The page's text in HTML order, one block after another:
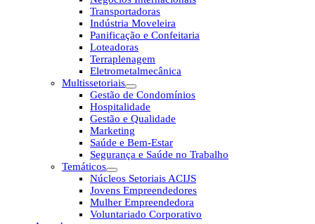
Transportadoras
Indústria Moveleira
Panificação e Confeitaria
Loteadoras
Terraplenagem
Eletrometalmecânica
Multissetoriais
Gestão de Condomínios
Hospitalidade
Gestão e Qualidade
Marketing
Saúde e Bem-Estar
Segurança e Saúde no Trabalho
Temáticos
Núcleos Setoriais ACIJS
Jovens Empreendedores
Mulher Empreendedora
Voluntariado Corporativo